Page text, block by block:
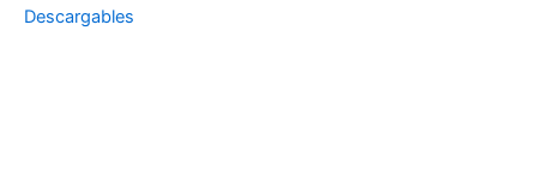
Descargables